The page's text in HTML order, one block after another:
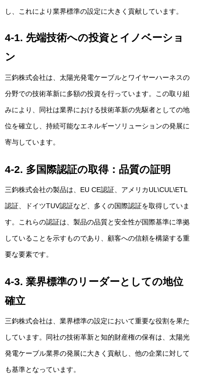
し、これにより業界標準の設定に大きく貢献しています。
4-1. 先端技術への投資とイノベーショ
ン
三鈞株式会社は、太陽光発電ケーブルとワイヤーハーネスの
分野での技術革新に多額の投資を行っています。この取り組
みにより、同社は業界における技術革新の先駆者としての地
位を確立し、持続可能なエネルギーソリューションの発展に
寄与しています。
4-2. 多国際認証の取得：品質の証明
三鈞株式会社の製品は、EU CE認証、アメリカUL\CUL\ETL
認証、ドイツTUV認証など、多くの国際認証を取得していま
す。これらの認証は、製品の品質と安全性が国際基準に準拠
していることを示すものであり、顧客への信頼を構築する重
要な要素です。
4-3. 業界標準のリーダーとしての地位
確立
三鈞株式会社は、業界標準の設定において重要な役割を果た
しています。同社の技術革新と知的財産権の保有は、太陽光
発電ケーブル業界の発展に大きく貢献し、他の企業に対して
も基準となっています。